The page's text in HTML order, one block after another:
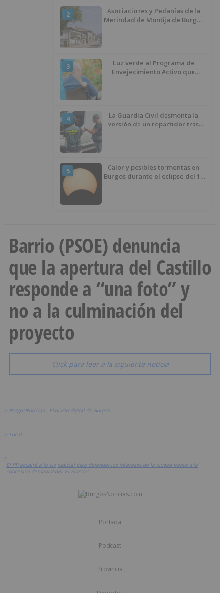
2
Asociaciones y Pedanías de la
Merindad de Montija de Burgos
3
Luz verde al Programa de
Envejecimiento Activo que
4
La Guardia Civil desmonta la
versión de un repartidor tras
5
Calor y posibles tormentas en
Burgos durante el eclipse del 12
Barrio (PSOE) denuncia
que la apertura del Castillo
responde a “una foto” y
no a la culminación del
proyecto
Click para leer a la siguiente noticia
> BurgosNoticias - El diario digital de Burgos
> Local
>
El PP acudirá a la vía judicial para defender los intereses de la ciudad frente a la
concesión demanial del ‘El Plantío’
Portada
Podcast
Provincia